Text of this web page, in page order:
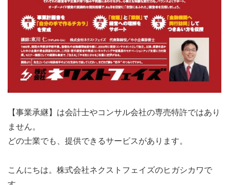
【事業承継】は会計士やコンサル会社の専売特許ではあり
ません。
どの士業でも、提供できるサービスがあります。
こんにちは。株式会社ネクストフェイズのヒガシカワで